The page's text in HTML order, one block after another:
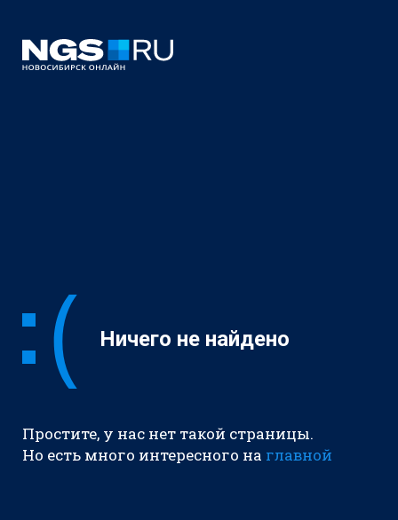
Ничего не найдено
Простите, у нас нет такой страницы.
Но есть много интересного на главной